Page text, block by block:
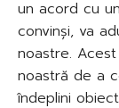
un acord cu
convinși, va
noastre.
noastră de a
îndeplini